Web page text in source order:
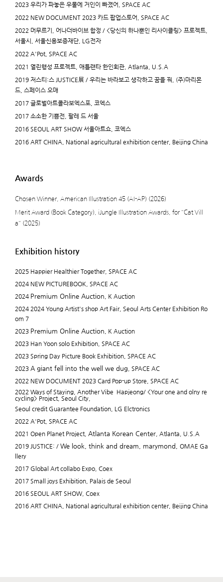
2023 우리가 파놓은 우물에 거인이 빠졌어, SPACE AC
2022 NEW DOCUMENT 2023 카드 팝업스토어, SPACE AC
2022 머무르기, 어나더바이브 합정 / <당신의 하나뿐인 리사이클링> 프로젝트,
서울시, 서울신용보증재단, LG전자
2022 A'Pot, SPACE AC
2021 열린행성 프로젝트, 애틀랜타 한인회관, Atlanta, U.S.A
2019 저스티:스 JUSTICE展 / 우리는 바라보고 생각하고 꿈을 꿔, (주)마리몬
드, 스페이스 오매
2017 글로벌아트콜라보엑스포, 코엑스
2017 소소한 기쁨전, 팔레 드 서울
2016 SEOUL ART SHOW 서울아트쇼, 코엑스
2016 ART CHINA, National agricultural exhibition center, Beijing China
Awards
Chosen Winner, American Illustration 45 (AI-AP) (2026)
Merit Award (Book Category), iJungle Illustration Awards, for "Cat Vill
a" (2025)
Exhibition history
2025 Happier Healthier Together, SPACE AC
2024 NEW PICTUREBOOK, SPACE AC
2024 Premium Online Auction , K Auction
2024 2024 Young Artist's shop Art Fair, Seoul Arts Center Exhibition Ro
om 7
2023 Premium Online Auction , K Auction
2023 Han Yoon solo Exhibition, SPACE AC
2023 Spring Day Picture Book Exhibition, SPACE AC
2023 A giant fell into the well we dug , SPACE AC
2022 NEW DOCUMENT 2023 Card Pop-up Store, SPACE AC
2022 Ways of Staying, Another Vibe Hapjeong/ <Your one and olny re
cycling> Project, Seoul City,
Seoul credit Guarantee Foundation, LG Elctronics
2022 A'Pot, SPACE AC
2021 Open Planet Project, Atlanta Korean Center , Atlanta, U.S.A
2019 JUSTICE: / We look, think and dream, marymond, OMAE Ga
llery
2017 Global Art collabo Expo, Coex
2017 Small joys Exhibition, Palais de Seoul
2016 SEOUL ART SHOW, Coex
2016 ART CHINA, National agricultural exhibition center, Beijing China